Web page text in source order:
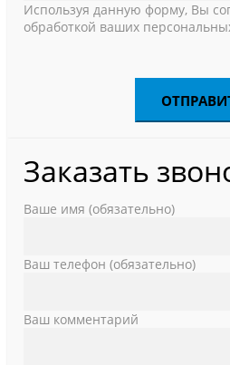
Используя данную форму, Вы
обработкой ваших
Заказать
Ваше имя (обязательно)
Ваш телефон (обязательно)
Ваш комментарий